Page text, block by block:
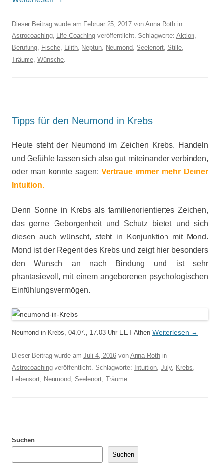
Dieser Beitrag wurde am Februar 25, 2017 von Anna Roth in
Astrocoaching, Life Coaching veröffentlicht. Schlagworte: Aktion,
Berufung, Fische, Lilith, Neptun, Neumond, Seelenort, Stille,
Träume, Wünsche.
Tipps für den Neumond in Krebs
Heute steht der Neumond im Zeichen Krebs. Handeln
und Gefühle lassen sich also gut miteinander verbinden,
oder man könnte sagen:Vertraue immer mehr Deiner
Intuition.
Denn Sonne in Krebs als familienorientiertes Zeichen,
das gerne Geborgenheit und Schutz bietet und sich
diesen auch wünscht, steht in Konjunktion mit Mond.
Mond ist der Regent des Krebs und zeigt hier besonders
den Wunsch an nach Bindung und ist sehr
phantasievoll, mit einem angeborenen psychologischen
Einfühlungsvermögen.
Neumond in Krebs, 04.07., 17.03 Uhr EET-Athen Weiterlesen →
Dieser Beitrag wurde am Juli 4, 2016 von Anna Roth in
Astrocoaching veröffentlicht. Schlagworte: Intuition, July, Krebs,
Lebensort, Neumond, Seelenort, Träume.
Suchen
Suchen